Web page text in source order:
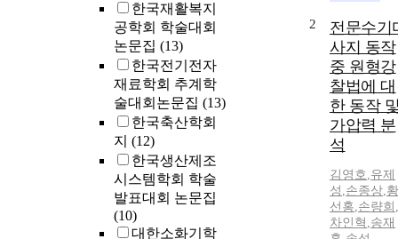
한국재활복지
공학회 학술대회
논문집 (13)
한국전기전자
재료학회 추계학
술대회논문집 (13)
한국축산학회
지 (12)
한국생산제조
시스템학회 학술
발표대회 논문집
(10)
대한소화기학
2
전문수기
사지 동작
중 원형강
찰법에 대
한 동작
가압력 분
석
김영호,유제
성 ,손종상,황
선홍,손량희 ,
차인혁 ,송재